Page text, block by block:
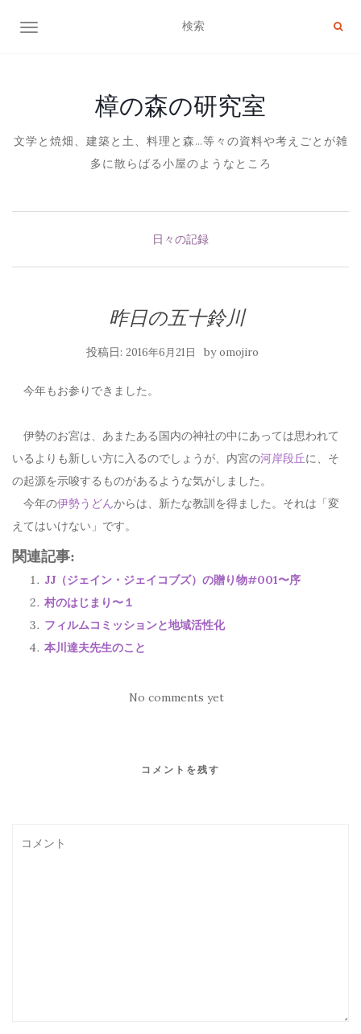
ナビゲーション切り替え
樟の森の研究室
文学と焼畑、建築と土、料理と森…等々の資料や考えごとが雑
多に散らばる小屋のようなところ
日々の記録
昨日の五十鈴川
投稿日: 2016年6月21日 byomojiro
今年もお参りできました。
伊勢のお宮は、あまたある国内の神社の中にあっては思われて
いるよりも新しい方に入るのでしょうが、内宮の河岸段丘に、そ
の起源を示唆するものがあるような気がしました。
今年の伊勢うどんからは、新たな教訓を得ました。それは「変
えてはいけない」です。
関連記事:
JJ（ジェイン・ジェイコブズ）の贈り物#001〜序
村のはじまり〜１
フィルムコミッションと地域活性化
本川達夫先生のこと
No comments yet
コメントを残す